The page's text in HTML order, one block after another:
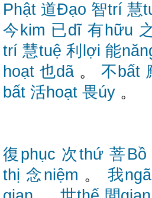
Phật 道Đạo 智trí 慧
今kim 已dĩ 有hữu
trí 慧tuệ 利lợi 能
hoạt 也dã 。 不bất
bất 活hoạt 畏úy 。
復phục 次thứ 菩Bồ
thị 念niệm 。 我ngã